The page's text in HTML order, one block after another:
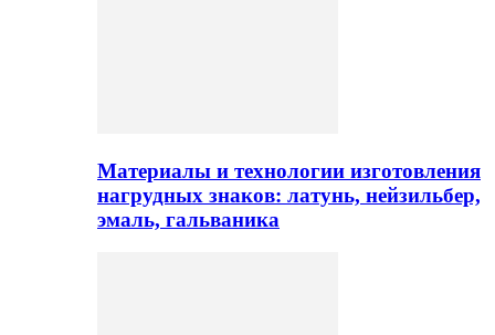
Материалы и технологии изготовления
нагрудных знаков: латунь, нейзильбер,
эмаль, гальваника